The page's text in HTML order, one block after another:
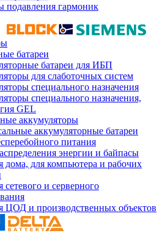
подавления гармоник
батареи
батареи для ИБП
для слаботочных систем
специального назначения
специального назначения,
GEL
аккумуляторы
аккумуляторные батареи
питания
энергии и байпасы
для компьютера и рабочих
и серверного
ЦОД и производственных объектов